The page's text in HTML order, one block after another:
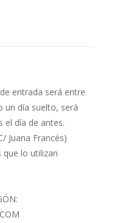
entrada será entre
un día suelto, será
el día de antes.
Juana Francés)
que lo utilizan